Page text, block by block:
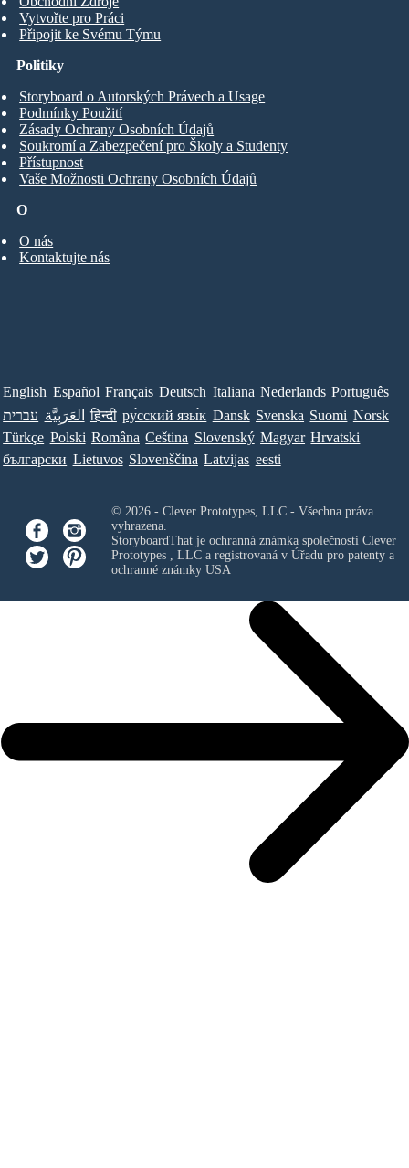
Vytvořte pro Práci
Připojit ke Svému Týmu
O
O nás
Kontaktujte nás
Politiky
Storyboard o Autorských Právech a Usage
Podmínky Použití
Zásady Ochrany Osobních Údajů
Soukromí a Zabezpečení pro Školy a Studenty
Přístupnost
Vaše Možnosti Ochrany Osobních Údajů
English Español Français Deutsch Italiana Nederlands Português
עברית العَرَبِيَّة हिन्दी ру́сский язы́к Dansk Svenska Suomi Norsk
Türkçe Polski Româna Ceština Slovenský Magyar Hrvatski
български Lietuvos Slovenščina Latvijas eesti
© 2026 - Clever Prototypes, LLC - Všechna práva
vyhrazena.
StoryboardThat je ochranná známka společnosti Clever
Prototypes , LLCa registrovaná v Úřadu pro patenty a
ochranné známky USA